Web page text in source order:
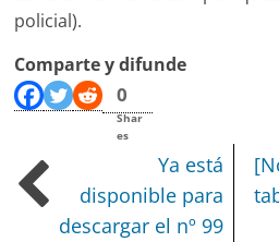
policial).
Comparte y difunde
0
Shar
es
Ya está
disponible para
descargar el nº 99